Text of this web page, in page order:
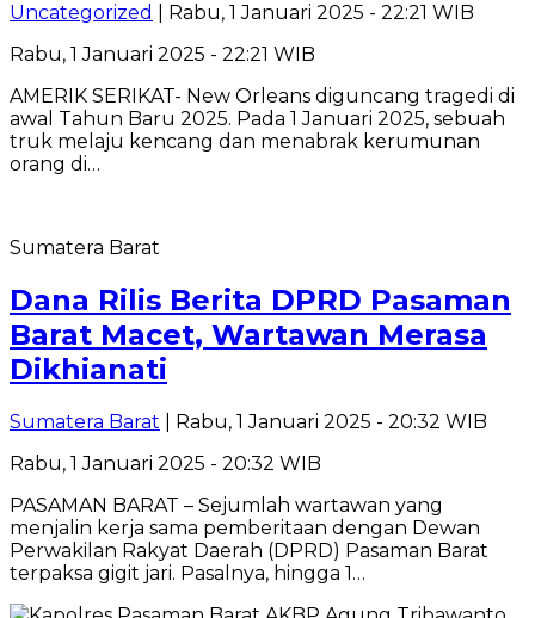
Uncategorized
| Rabu, 1 Januari 2025 - 22:21 WIB
Rabu, 1 Januari 2025 - 22:21 WIB
AMERIK SERIKAT- New Orleans diguncang tragedi di
awal Tahun Baru 2025. Pada 1 Januari 2025, sebuah
truk melaju kencang dan menabrak kerumunan
orang di…
Sumatera Barat
Dana Rilis Berita DPRD Pasaman
Barat Macet, Wartawan Merasa
Dikhianati
Sumatera Barat | Rabu, 1 Januari 2025 - 20:32 WIB
Rabu, 1 Januari 2025 - 20:32 WIB
PASAMAN BARAT – Sejumlah wartawan yang
menjalin kerja sama pemberitaan dengan Dewan
Perwakilan Rakyat Daerah (DPRD) Pasaman Barat
terpaksa gigit jari. Pasalnya, hingga 1…